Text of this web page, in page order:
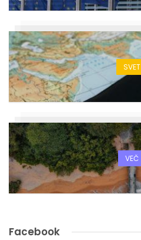
SVET
VEČ
Facebook